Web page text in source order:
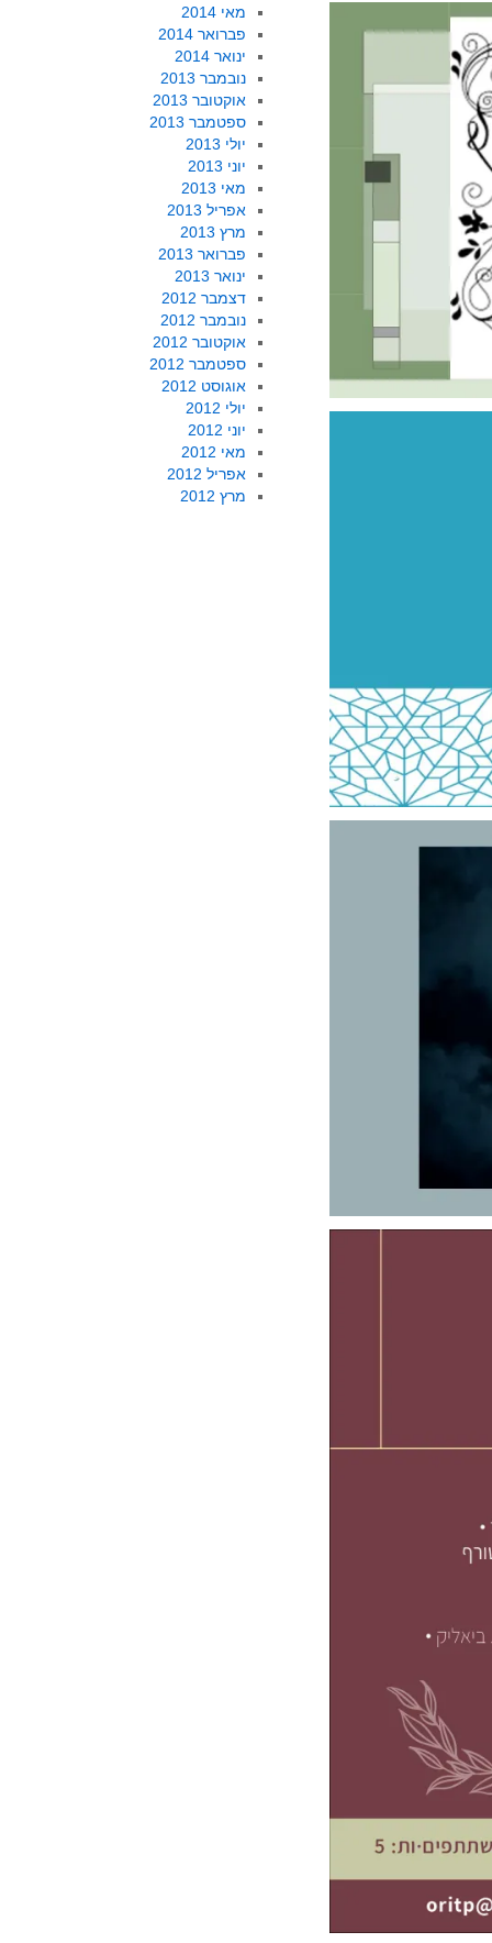
מאי 2014
פברואר 2014
ינואר 2014
נובמבר 2013
אוקטובר 2013
ספטמבר 2013
יולי 2013
יוני 2013
מאי 2013
אפריל 2013
מרץ 2013
פברואר 2013
ינואר 2013
דצמבר 2012
נובמבר 2012
אוקטובר 2012
ספטמבר 2012
אוגוסט 2012
יולי 2012
יוני 2012
מאי 2012
אפריל 2012
מרץ 2012